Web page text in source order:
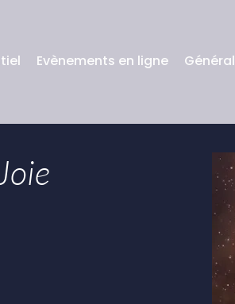
Evènements en ligne Général